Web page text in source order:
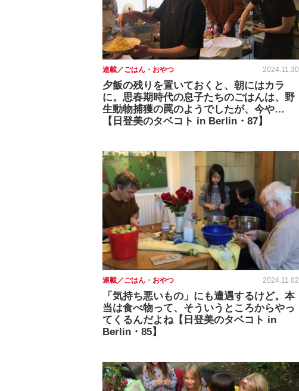
連載／ごはん・おやつ 2024.11.30
夕飯の残りを置いておくと、朝にはカラ
に。思春期時代の息子たちのごはんは、野
生動物捕獲の罠のようでしたが、今や…
【日登美のタベコト in Berlin・87】
連載／ごはん・おやつ 2024.11.02
「気持ち悪いもの」にも遭遇するけど。本
当は食べ物って、そういうところからやっ
てくるんだよね【日登美のタベコト in
Berlin・85】